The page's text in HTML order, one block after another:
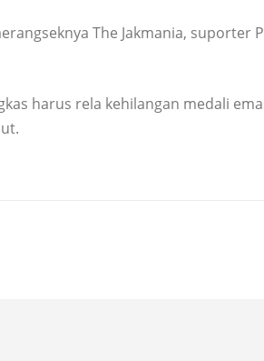
The Jakmania, suporter
harus rela kehilangan medali